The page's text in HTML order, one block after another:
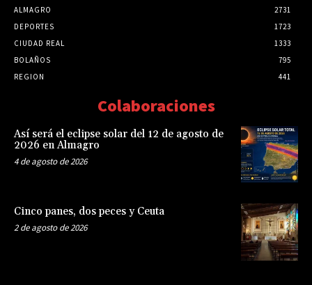
ALMAGRO
2731
DEPORTES
1723
CIUDAD REAL
1333
BOLAÑOS
795
REGION
441
Colaboraciones
Así será el eclipse solar del 12 de agosto de
2026 en Almagro
4 de agosto de 2026
Cinco panes, dos peces y Ceuta
2 de agosto de 2026